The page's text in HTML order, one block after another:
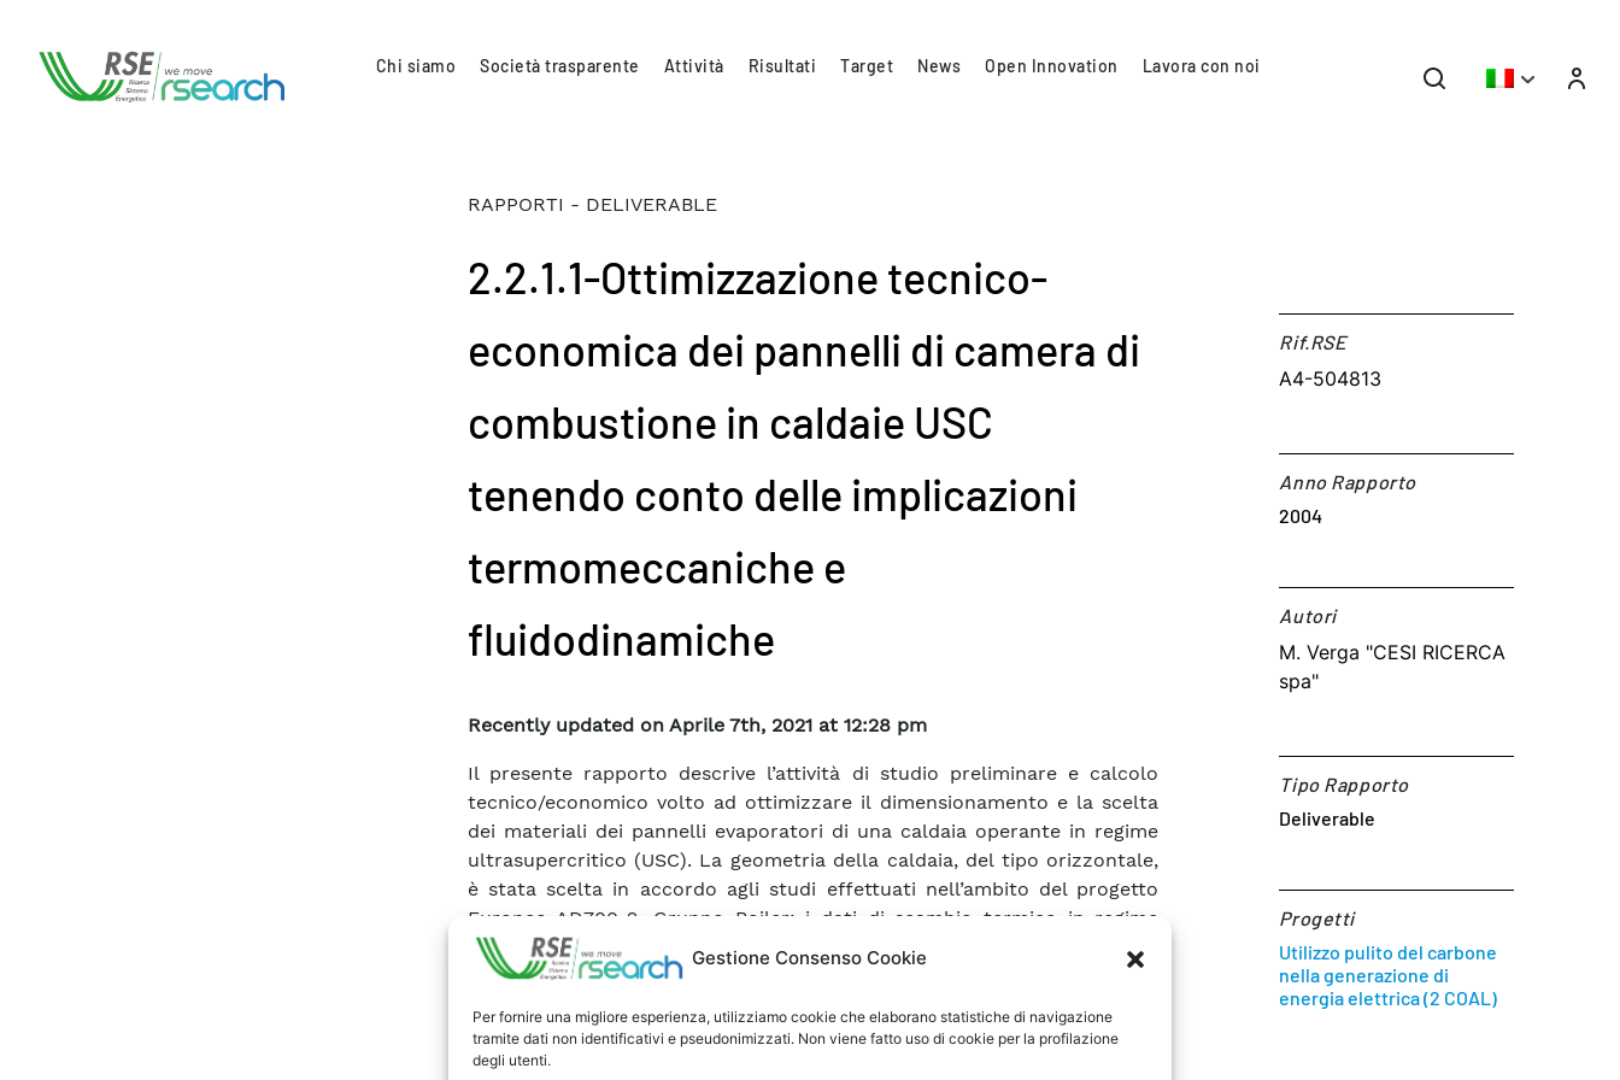
Gestione Consenso Cookie
Per fornire una migliore esperienza, utilizziamo cookie che elaborano statistiche di navigazione
tramite dati non identificativi e pseudonimizzati. Non viene fatto uso di cookie per la profilazione
degli utenti.
Chi siamo Società trasparente Attività Risultati Target News Open Innovation Lavora con noi
RAPPORTI - DELIVERABLE
2.2.1.1-Ottimizzazione tecnico-
economica dei pannelli di camera di
combustione in caldaie USC
tenendo conto delle implicazioni
termomeccaniche e
fluidodinamiche
Recently updated on Aprile 7th, 2021 at 12:28 pm
Il presente rapporto descrive l’attività di studio preliminare e calcolo
tecnico/economico volto ad ottimizzare il dimensionamento e la scelta
dei materiali dei pannelli evaporatori di una caldaia operante in regime
ultrasupercritico (USC). La geometria della caldaia, del tipo orizzontale,
è stata scelta in accordo agli studi effettuati nell’ambito del progetto
Europeo AD700-2, Gruppo Boiler; i dati di scambio termico in regime
ultrasupercritico sono analogamente derivati dai risultati delle prove
sperimentali effettuate da CESI nell’ambito del medesimo progetto. La
dell’evaporatore di caldaia ha permesso, mediante opportuna scelta dei
tubi membranati (in termini di dimensioni e materiali) utilizzati nei
Rif.RSE​
A4-504813
Anno Rapporto
2004
Autori​
M. Verga "CESI RICERCA
spa"
Tipo Rapporto
Deliverable
Progetti
Utilizzo pulito del carbone
nella generazione di
energia elettrica (2 COAL)